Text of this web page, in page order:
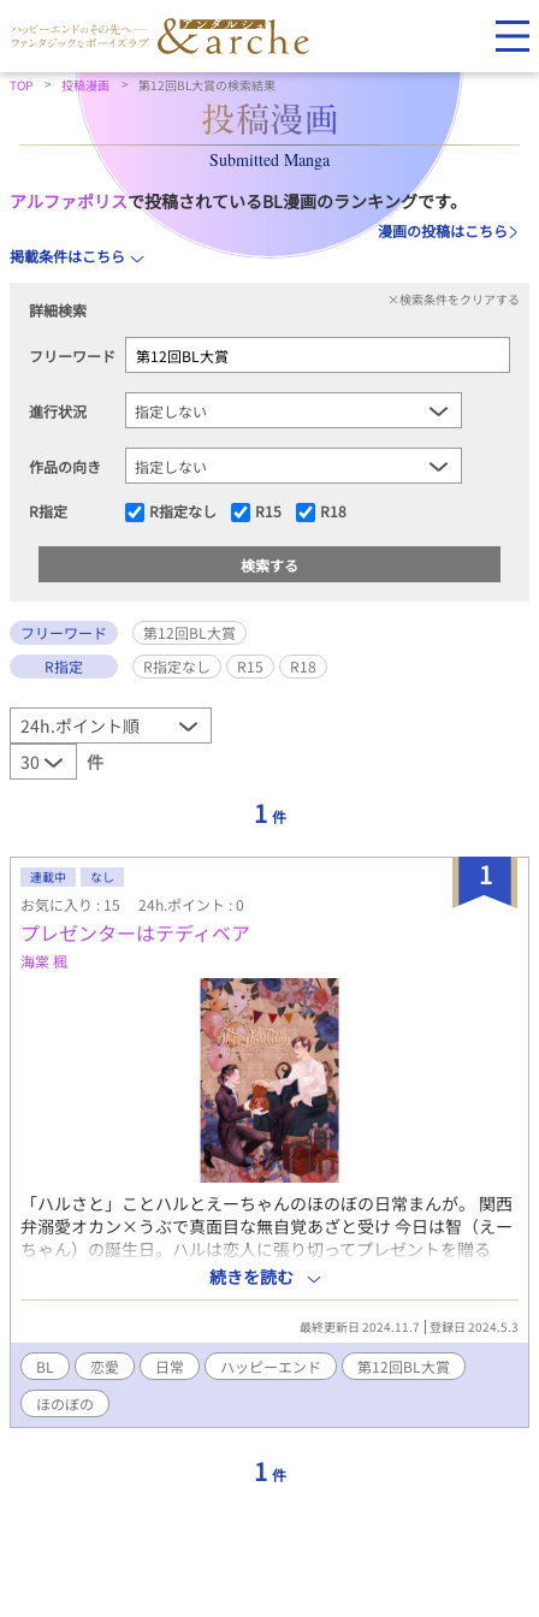
TOP 投稿漫画 第12回BL大賞の検索結果
Submitted Manga
アルファポリスで投稿されているBL漫画のランキングです。
漫画の投稿はこちら
掲載条件はこちら
詳細検索
×検索条件をクリアする
フリーワード
進行状況
作品の向き
R指定 R指定なし R15 R18
フリーワード
第12回BL大賞
R指定
R指定なし R15 R18
件
1 件
1
連載中 なし
お気に入り : 15 24h.ポイント : 0
プレゼンターはテディベア
海棠 楓
「ハルさと」ことハルとえーちゃんのほのぼの日常まんが。 関西
弁溺愛オカン×うぶで真面目な無自覚あざと受け 今日は智（えー
ちゃん）の誕生日。ハルは恋人に張り切ってプレゼントを贈る
が、渡されたえーちゃんは困惑顔。それもそのはず、贈られたぬ
いぐるみはもう持っているものとうり二つで……？ ひたすら甘や
かして溺愛したい関西弁世話焼き×どっぷり溺愛されている天然
ウブウブ、同棲して1年半以上経つけどまだまだ初々しい二人が二
度目の誕生日を迎える話 こちらの小説をセルフコミカライズしま
した。
https://www.alphapolis.co.jp/novel/376601623/323877269
続きを読む
最終更新日 2024.11.7 登録日 2024.5.3
BL 恋愛 日常 ハッピーエンド
第12回BL大賞
ほのぼの
1 件